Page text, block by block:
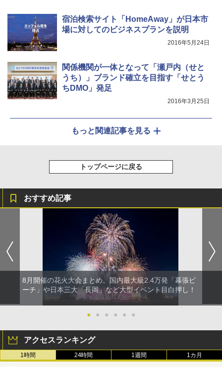
￥1,180
宿泊検索サイト「HomeAway」が日本市
場に対してのビジネスプランを説明
2016年5月24日
関係機関が一体となって「瀬戸内（せと
うち）」ブランド確立を目指す「せとう
ちDMO」発足
2016年3月25日
もっと関連記事を見る
トップページに戻る
おすすめ記事
8月開催の花火大会まとめ。国内最大級2.4万発「幕張ビ
ーチ」や日本三大「長岡」など大型イベント目白押し！
● ● ● ● ● ●
アクセスランキング
1時間 24時間 1週間 1カ月